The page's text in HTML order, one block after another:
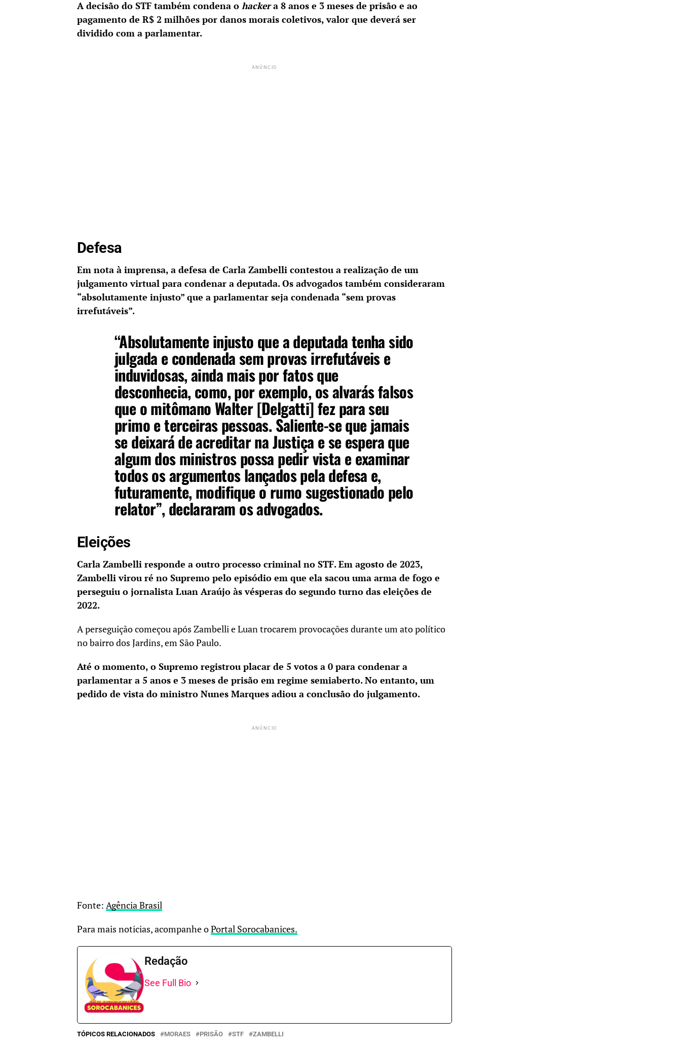
A decisão do STF também condena o hackera 8 anos e 3 meses de prisão e ao
pagamento de R$ 2 milhões por danos morais coletivos, valor que deverá ser
dividido com a parlamentar.
ANÚNCIO
Defesa
Em nota à imprensa, a defesa de Carla Zambelli contestou a realização de um
julgamento virtual para condenar a deputada. Os advogados também consideraram
“absolutamente injusto” que a parlamentar seja condenada “sem provas
irrefutáveis”.
“Absolutamente injusto que a deputada tenha sido
julgada e condenada sem provas irrefutáveis e
induvidosas, ainda mais por fatos que
desconhecia, como, por exemplo, os alvarás falsos
que o mitômano Walter [Delgatti] fez para seu
primo e terceiras pessoas. Saliente-se que jamais
se deixará de acreditar na Justiça e se espera que
algum dos ministros possa pedir vista e examinar
todos os argumentos lançados pela defesa e,
futuramente, modifique o rumo sugestionado pelo
relator”, declararam os advogados.
Eleições
Carla Zambelli responde a outro processo criminal no STF. Em agosto de 2023,
Zambelli virou ré no Supremo pelo episódio em que ela sacou uma arma de fogo e
perseguiu o jornalista Luan Araújo às vésperas do segundo turno das eleições de
2022.
A perseguição começou após Zambelli e Luan trocarem provocações durante um ato político
no bairro dos Jardins, em São Paulo.
Até o momento, o Supremo registrou placar de 5 votos a 0 para condenar a
parlamentar a 5 anos e 3 meses de prisão em regime semiaberto. No entanto, um
pedido de vista do ministro Nunes Marques adiou a conclusão do julgamento.
ANÚNCIO
Fonte: Agência Brasil
Para mais noticias, acompanhe oPortal Sorocabanices.
Redação
See Full Bio
TÓPICOS RELACIONADOS MORAES PRISÃO STF ZAMBELLI